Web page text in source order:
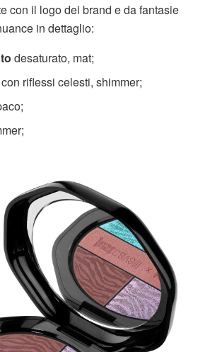
con il logo dei brand e da fantasie
in dettaglio:
desaturato, mat;
con riflessi celesti, shimmer;